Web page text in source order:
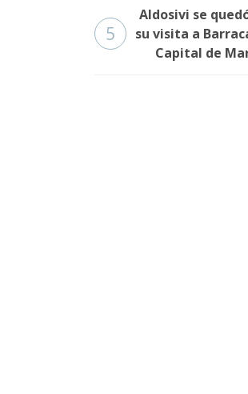
5
Aldosivi se
su visita a
Capital de